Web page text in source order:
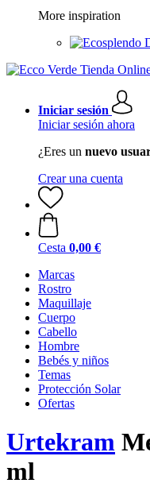
More inspiration
Iniciar sesión
Iniciar sesión ahora
¿Eres un nuevo
Crear una cuenta
Cesta 0,00 €
Marcas
Rostro
Maquillaje
Cuerpo
Cabello
Hombre
Bebés y niños
Temas
Protección Solar
Ofertas
Urtekram
ml